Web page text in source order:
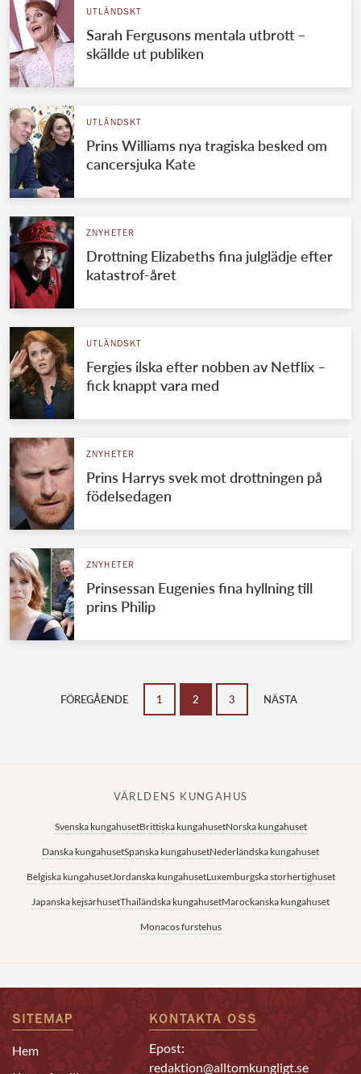
UTLÄNDSKT
Sarah Fergusons mentala utbrott –
skällde ut publiken
UTLÄNDSKT
Prins Williams nya tragiska besked om
cancersjuka Kate
ZNYHETER
Drottning Elizabeths fina julglädje efter
katastrof-året
UTLÄNDSKT
Fergies ilska efter nobben av Netflix –
fick knappt vara med
ZNYHETER
Prins Harrys svek mot drottningen på
födelsedagen
ZNYHETER
Prinsessan Eugenies fina hyllning till
prins Philip
FÖREGÅENDE 1 2 3 NÄSTA
VÄRLDENS KUNGAHUS
Svenska kungahusetBrittiska kungahusetNorska kungahuset
Danska kungahusetSpanska kungahusetNederländska kungahuset
Belgiska kungahusetJordanska kungahusetLuxemburgska storhertighuset
Japanska kejsarhusetThailändska kungahusetMarockanska kungahuset
Monacos furstehus
SITEMAP
Hem
KONTAKTA OSS
Epost:
redaktion@alltomkungligt.se